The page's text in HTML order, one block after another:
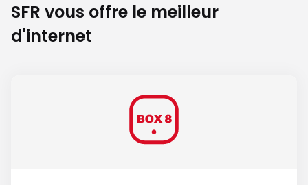
SFR vous offre le meilleur
d'internet